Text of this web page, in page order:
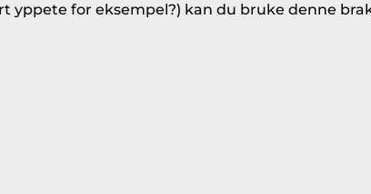
for eksempel?) kan du bruke denne